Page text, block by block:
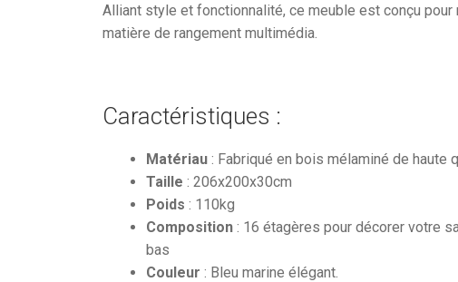
Alliant style et fonctionnalité, ce meuble est conçu
matière de rangement multimédia.
Caractéristiques :
Matériau: Fabriqué en bois mélaminé de haute
Taille : 206x200x30cm
Poids : 110kg
Composition: 16 étagères pour décorer votre
bas
Couleur : Bleu marine élégant.